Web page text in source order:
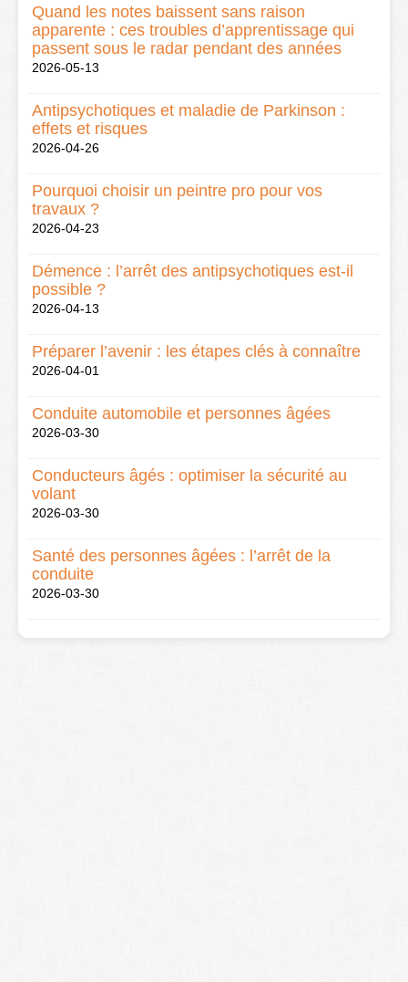
Quand les notes baissent sans raison
apparente : ces troubles d’apprentissage qui
passent sous le radar pendant des années
2026-05-13
Antipsychotiques et maladie de Parkinson :
effets et risques
2026-04-26
Pourquoi choisir un peintre pro pour vos
travaux ?
2026-04-23
Démence : l’arrêt des antipsychotiques est-il
possible ?
2026-04-13
Préparer l’avenir : les étapes clés à connaître
2026-04-01
Conduite automobile et personnes âgées
2026-03-30
Conducteurs âgés : optimiser la sécurité au
volant
2026-03-30
Santé des personnes âgées : l’arrêt de la
conduite
2026-03-30